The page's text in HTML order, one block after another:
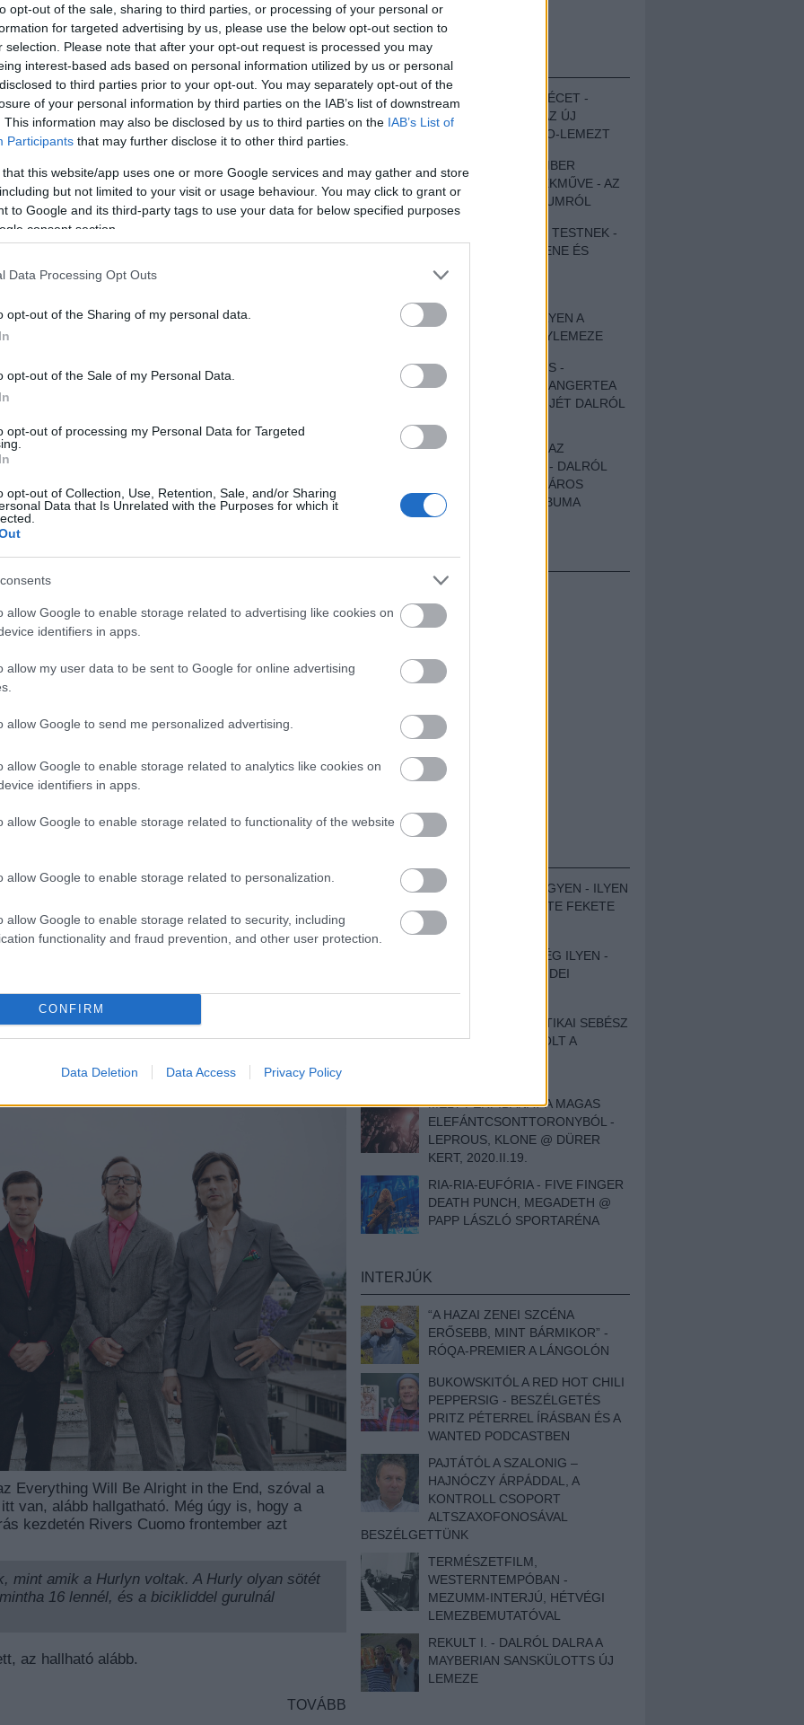
opt-out of the sale, sharing to third parties, or processing of your personal or
for targeted advertising by us, please use the below opt-out section to
selection. Please note that after your opt-out request is processed you may
interest-based ads based on personal information utilized by us or personal
to third parties prior to your opt-out. You may separately opt-out of the
of your personal information by third parties on the IAB’s list of downstream
This information may also be disclosed by us to third parties on the IAB’s List of
Participants that may further disclose it to other third parties.
that this website/app uses one or more Google services and may gather and store
but not limited to your visit or usage behaviour. You may click to grant or
to Google and its third-party tags to use your data for below specified purposes
consent section.
Data Processing Opt Outs
opt-out of the Sharing of my personal data.
opt-out of the Sale of my Personal Data.
opt-out of processing my Personal Data for Targeted
opt-out of Collection, Use, Retention, Sale, and/or Sharing
Data that Is Unrelated with the Purposes for which it
allow Google to enable storage related to advertising like cookies on
identifiers in apps.
allow my user data to be sent to Google for online advertising
allow Google to send me personalized advertising.
allow Google to enable storage related to analytics like cookies on
identifiers in apps.
allow Google to enable storage related to functionality of the website
allow Google to enable storage related to personalization.
allow Google to enable storage related to security, including
functionality and fraud prevention, and other user protection.
CONFIRM
Data Deletion Data Access Privacy Policy
egyetlen olvasónkat sem érdekli, hogy
mutatott be, ahogy az sem, hogy milyen
hogymekkora esések voltak a kifutón,
ami érdekes is, vagyis hogy milyen zenék mentek
egy Slayer vagy egy Burzum, bezzeg mikor
az Isten Háta Mögött zenekar zenélt!(Fotó:
TOVÁBB
ÜLTETETT
a Lángoló!
Ádám áll, aki mielőtt felcsapott volna
zenekarokban dobolt, gitározott, volt aktív
a Newborn, az Idoru, a Superbutt stb. Magyarán
megszületett I
n Lak'ech.
A WEEZER ÚJ
a Lángoló!
, ahol az eddigieknél jóval több tartalom vár!
Everything Will Be Alright in the End, szóval a
van, alább hallgatható. Még úgy is, hogy a
kezdetén Rivers Cuomo frontember azt
mint amik a Hurlyn voltak. A Hurly olyan sötét
16 lennél, és a bicikliddel gurulnál
az hallható alább.
TOVÁBB
EZT HALLGASD!
MEGUGROTTÁK A LÉCET -
MEGHALLGATTUK AZ ÚJ
PROTEST THE HERO-LEMEZT
EGY DÜHÖS VÉNEMBER
UNIVERZÁLIS REMEKMŰVE - AZ
ÚJ BOB DYLAN-ALBUMRÓL
ZENE LÉLEKNEK ÉS TESTNEK -
AUTENTIKUS NÉPZENE ÉS
KÖLTÉSZET
ÚJJÁSZÜLETETT
SZOMORKODÁS - ILYEN A
KATATONIA ÚJ NAGYLEMEZE
CROCODILE NERVES -
HALLGASD MEG AZ ANGERTEA
MA MEGJELENT EP-JÉT DALRÓL
A FELELŐSSÉGTŐL AZ
ELLOPOTT FÖLDIG - DALRÓL
DALRA A KÉPZELT VÁROS
SAMIZDAT CÍMŰ ALBUMA
HIRDETÉS
ZENÉS TÁBOR A HEGYEN - ILYEN
VOLT A VÍRUS SZÜLTE FEKETE
ZAJ FESZTIVÁL
SOHA NEM VOLT MÉG ILYEN -
BESZÁMOLÓNK AZ IDEI
SZIGETRŐL
EGY HALLÁSPLASZTIKAI SEBÉSZ
NAPLÓJA - ILYEN VOLT A
MÉLY FÉRFIBÁNAT A MAGAS
ELEFÁNTCSONTTORONYBÓL -
LEPROUS, KLONE @ DÜRER
KERT, 2020.II.19.
RIA-RIA-EUFÓRIA - FIVE FINGER
DEATH PUNCH, MEGADETH @
PAPP LÁSZLÓ SPORTARÉNA
INTERJÚK
“A HAZAI ZENEI SZCÉNA
ERŐSEBB, MINT BÁRMIKOR” -
RÓQA-PREMIER A LÁNGOLÓN
BUKOWSKITÓL A RED HOT CHILI
PEPPERSIG - BESZÉLGETÉS
PRITZ PÉTERREL ÍRÁSBAN ÉS A
WANTED PODCASTBEN
PAJTÁTÓL A SZALONIG –
HAJNÓCZY ÁRPÁDDAL, A
KONTROLL CSOPORT
ALTSZAXOFONOSÁVAL
BESZÉLGETTÜNK
TERMÉSZETFILM,
WESTERNTEMPÓBAN -
MEZUMM-INTERJÚ, HÉTVÉGI
LEMEZBEMUTATÓVAL
REKULT I. - DALRÓL DALRA A
MAYBERIAN SANSKÜLOTTS ÚJ
LEMEZE